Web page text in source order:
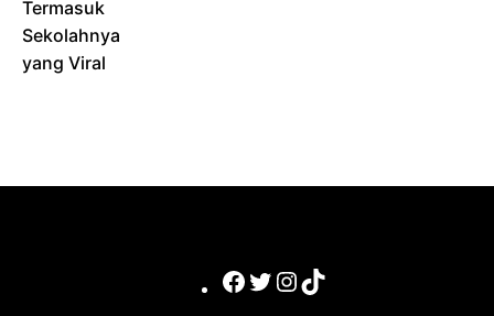
Termasuk
Sekolahnya
yang Viral
Facebook
Twitter
Instagram
TikTok